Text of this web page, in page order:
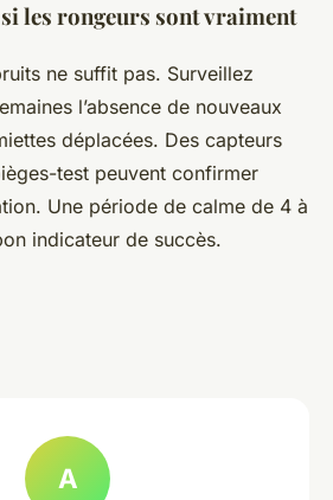
les rongeurs sont vraiment
ne suffit pas. Surveillez
l’absence de nouveaux
déplacées. Des capteurs
test peuvent confirmer
Une période de calme de 4 à
indicateur de succès.
A